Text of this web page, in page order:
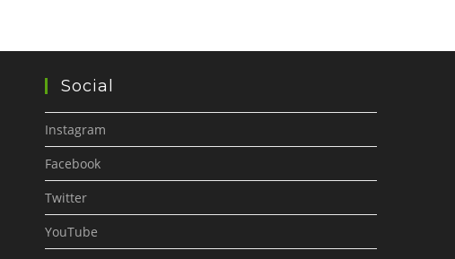
Social
Instagram
Facebook
Twitter
YouTube